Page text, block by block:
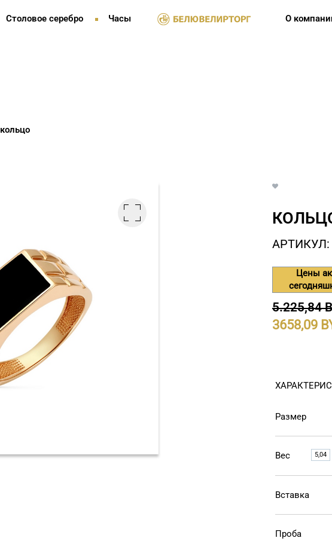
Столовое серебро Часы О
кольцо
АРТИКУЛ:
Цены
5.225,84
3658,09
Размер
Вес 5,04
Вставка
Проба